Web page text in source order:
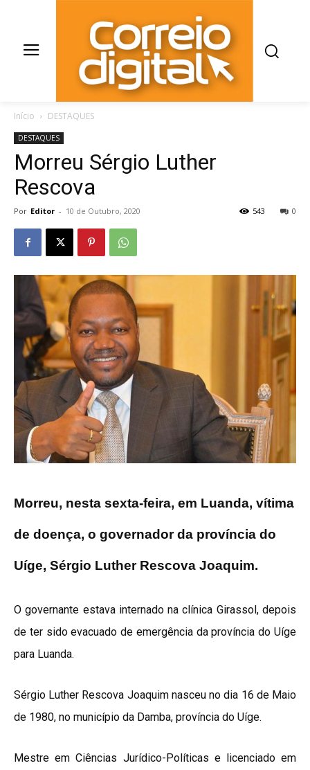
Início DESTAQUES
DESTAQUES
Morreu Sérgio Luther
Rescova
Por Editor - 10 de Outubro, 2020 0
543
Morreu, nesta sexta-feira, em Luanda, vítima
de doença, o governador da província do
Uíge, Sérgio Luther Rescova Joaquim.
O governante estava internado na clínica Girassol, depois
de ter sido evacuado de emergência da província do Uíge
para Luanda.
Sérgio Luther Rescova Joaquim nasceu no dia 16 de Maio
de 1980, no município da Damba, província do Uíge.
Mestre em Ciências Jurídico-Políticas e licenciado em